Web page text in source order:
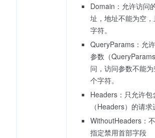
Domain：允许访问
址，地址不能为空
字符。
QueryParams：允
参数（
问，访问参数不能
个字符。
Headers：只允许
（Headers）的请求
WithoutHeaders：
指定禁用首部字段